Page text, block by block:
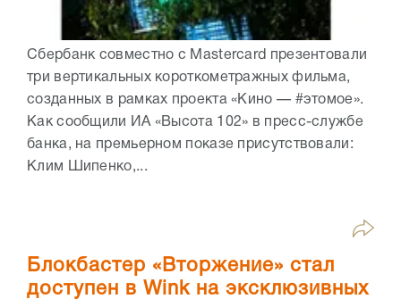
Сбербанк совместно с Mastercard презентовали
три вертикальных короткометражных фильма,
созданных в рамках проекта «Кино — #этомое».
Как сообщили ИА «Высота 102» в пресс-службе
банка, на премьерном показе присутствовали:
Клим Шипенко,...
Блокбастер «Вторжение» стал
доступен в Wink на эксклюзивных